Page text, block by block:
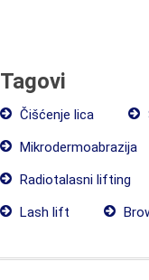
Tagovi
Čišćenje lica
Mikrodermoabrazija
Radiotalasni lifting
Lash lift